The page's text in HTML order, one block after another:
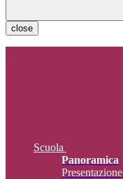
close
Scuola
Panoramica
Presentazione